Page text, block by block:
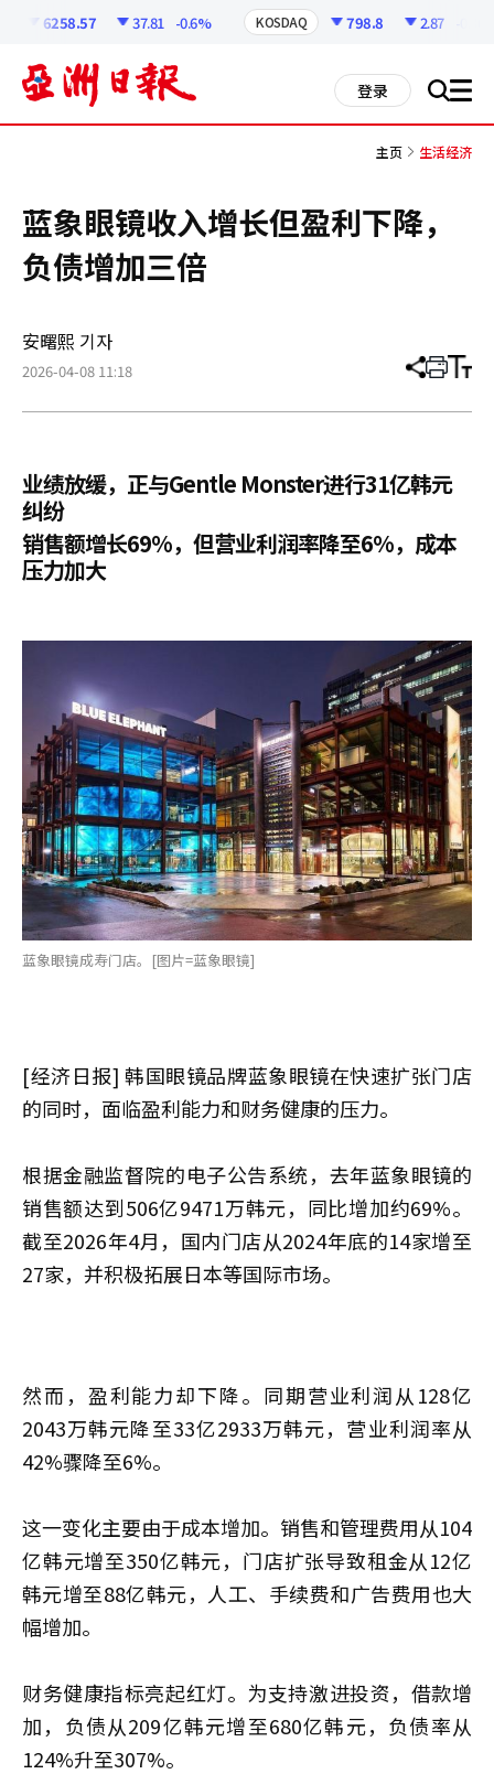
6258.57 37.81 -0.6% KOSDAQ 798.8 2.87
登录 搜 all
主页 生活经济
蓝象眼镜收入增长但盈利下降，
负债增加三倍
安曙熙 기자
2026-04-08 11:18 分
章
打 调
小
业绩放缓，正与Gentle Monster进行31亿韩元
纠纷
销售额增长69%，但营业利润率降至6%，成本
压力加大
蓝象眼镜成寿门店。[图片=蓝象眼镜]
[经济日报] 韩国眼镜品牌蓝象眼镜在快速扩张门店
的同时，面临盈利能力和财务健康的压力。
根据金融监督院的电子公告系统，去年蓝象眼镜的
销售额达到506亿9471万韩元，同比增加约69%。
截至2026年4月，国内门店从2024年底的14家增至
27家，并积极拓展日本等国际市场。
然而，盈利能力却下降。同期营业利润从128亿
2043万韩元降至33亿2933万韩元，营业利润率从
42%骤降至6%。
这一变化主要由于成本增加。销售和管理费用从104
亿韩元增至350亿韩元，门店扩张导致租金从12亿
韩元增至88亿韩元，人工、手续费和广告费用也大
幅增加。
财务健康指标亮起红灯。为支持激进投资，借款增
加，负债从209亿韩元增至680亿韩元，负债率从
124%升至307%。